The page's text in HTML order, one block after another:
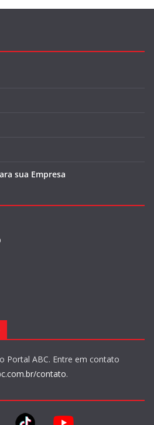
sua Empresa
Portal ABC. Entre em contato
contato.